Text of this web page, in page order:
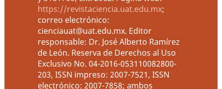
https://revistaciencia.uat.edu.mx;
correo electrónico:
cienciauat@uat.edu.mx. Editor
responsable: Dr. José Alberto Ramírez
de León. Reserva de Derechos al Uso
Exclusivo No. 04-2016-053110082800-
203, ISSN impreso: 2007-7521, ISSN
electrónico: 2007-7858; ambos